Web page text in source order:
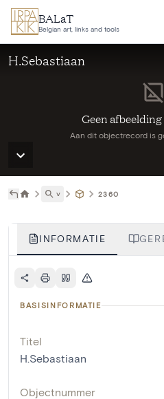
Ga naar hoofdinhoud
BALaT
Belgian art, links and tools
Geen
Aan dit objectrecord is
H.Sebastiaan
˅ 2360
INFORMATIE
BASISINFORMATIE
Titel
H.Sebastiaan
Objectnummer